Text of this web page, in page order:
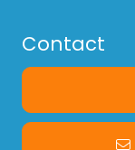
Contact